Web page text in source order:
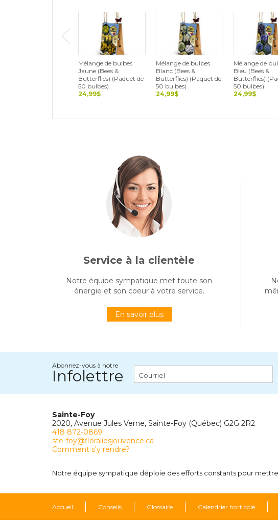
Mélange de bulbes
Jaune (Bees &
Butterflies) (Paquet de
50 bulbes)
24,99$
Mélange de bulbes
Blanc (Bees &
Butterflies) (Paquet de
50 bulbes)
24,99$
Mélange de
Bleu (Bees &
Butterflies)
50 bulbes)
24,99$
Service à la clientèle
Notre équipe sympatique met toute son
énergie et son coeur à votre service.
En savoir plus
Abonnez-vous à notre
Infolettre
Sainte-Foy
2020, Avenue Jules Verne, Sainte-Foy (Québec) G2G 2R2
418 872-0869
ste-foy@floraliesjouvence.ca
Comment s'y rendre?
Notre équipe sympatique déploie des efforts constants pour
Accueil Conseils Glossaire Calendrier horticole